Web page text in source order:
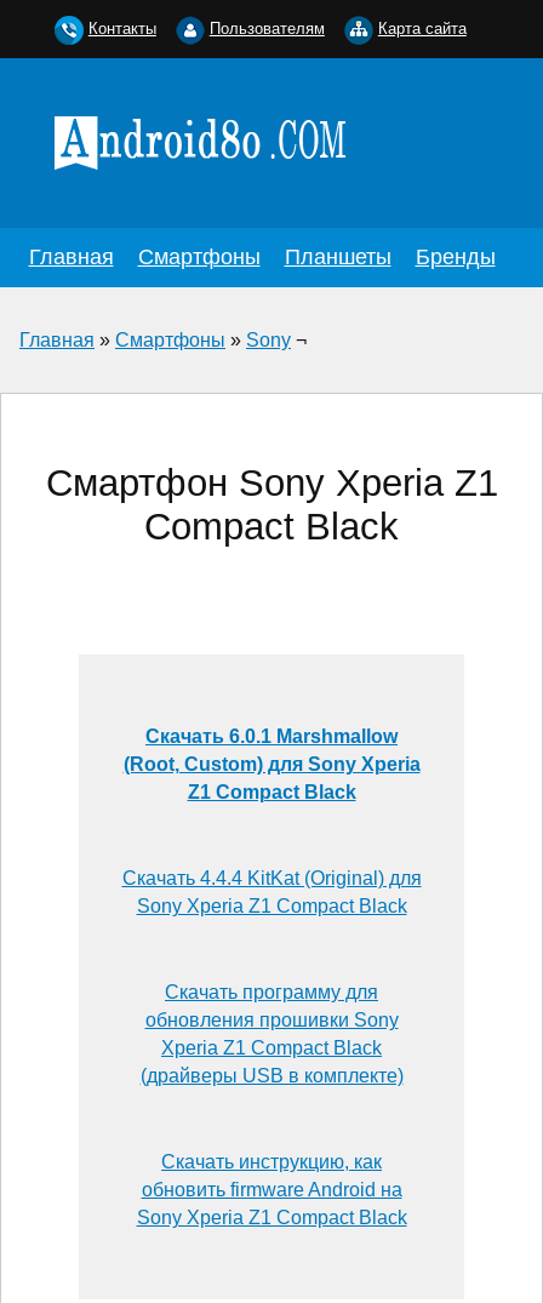
Главная Смартфоны Планшеты Бренды
Главная » Смартфоны » Sony ¬
Смартфон Sony Xperia Z1
Compact Black
Скачать 6.0.1 Marshmallow
(Root, Custom) для Sony Xperia
Z1 Compact Black
Скачать 4.4.4 KitKat (Original) для
Sony Xperia Z1 Compact Black
Скачать программу для
обновления прошивки Sony
Xperia Z1 Compact Black
(драйверы USB в комплекте)
Скачать инструкцию, как
обновить firmware Android на
Sony Xperia Z1 Compact Black
Контакты Пользователям Карта сайта